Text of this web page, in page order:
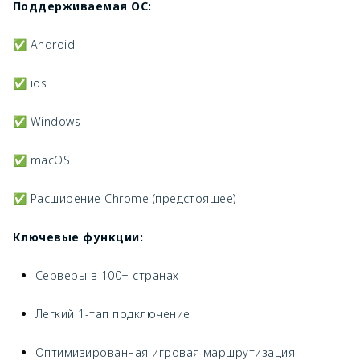
Поддерживаемая ОС:
✅ Android
✅ ios
✅ Windows
✅ macOS
✅ Расширение Chrome (предстоящее)
Ключевые функции:
Серверы в 100+ странах
Легкий 1-тап подключение
Оптимизированная игровая маршрутизация